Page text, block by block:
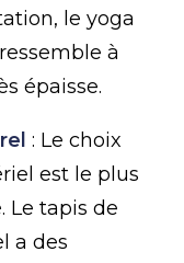
le yoga
à
épaisse.
: Le choix
est le plus
Le tapis de
a des